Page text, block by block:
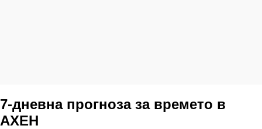
7-дневна прогноза за времето в
АХЕН